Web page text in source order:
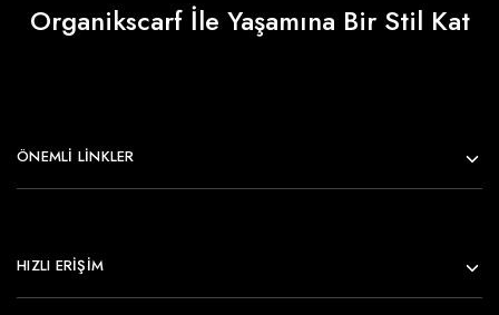
Organikscarf İle Yaşamına Bir Stil Kat
ÖNEMLI LINKLER
HIZLI ERİŞİM